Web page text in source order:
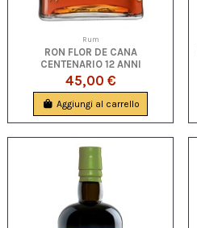
Rum
RON FLOR DE CANA
CENTENARIO 12 ANNI
45,00 €
Aggiungi al carrello